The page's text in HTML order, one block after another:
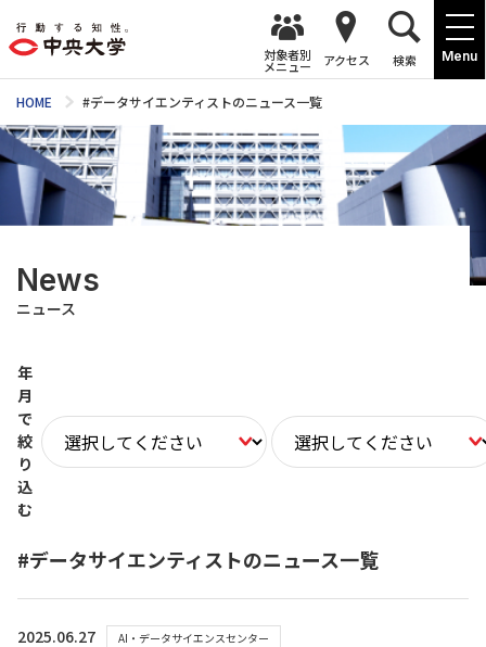
Menu
対象者別
メニュー アクセス 検索
HOME #データサイエンティストのニュース一覧
News
ニュース
年
月
で
絞
り
込
む
#データサイエンティストのニュース一覧
2025.06.27 AI・データサイエンスセンター